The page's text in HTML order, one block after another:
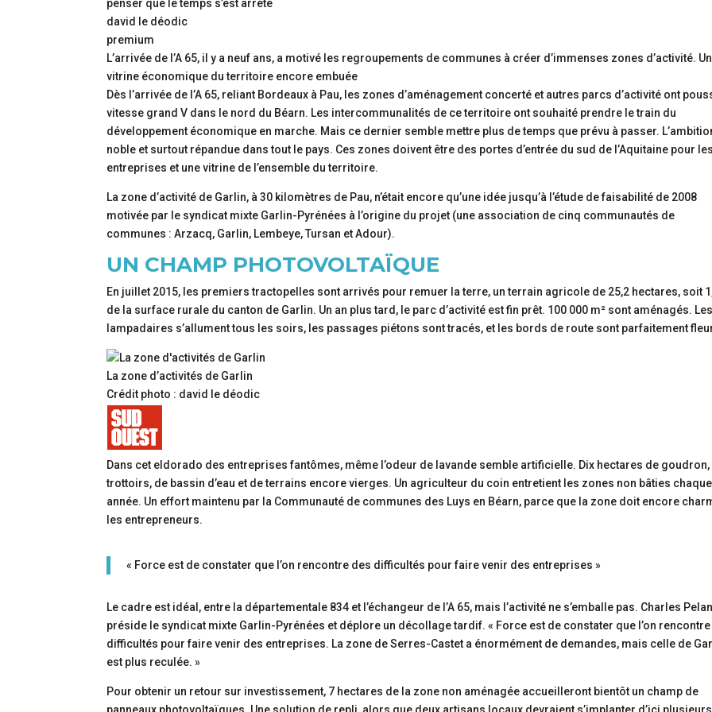
penser que le temps s’est arrêté
david le déodic
premium
L’arrivée de l’A 65, il y a neuf ans, a motivé les regroupements de communes à créer d’immenses zones d’activité.
vitrine économique du territoire encore embuée
Dès l’arrivée de l’A 65, reliant Bordeaux à Pau, les zones d’aménagement concerté et autres parcs d’activité ont
vitesse grand V dans le nord du Béarn. Les intercommunalités de ce territoire ont souhaité prendre le train du
développement économique en marche. Mais ce dernier semble mettre plus de temps que prévu à passer.
noble et surtout répandue dans tout le pays. Ces zones doivent être des portes d’entrée du sud de l’Aquitaine pour
entreprises et une vitrine de l’ensemble du territoire.
La zone d’activité de Garlin, à 30 kilomètres de Pau, n’était encore qu’une idée jusqu’à l’étude de faisabilité de 2008
motivée par le syndicat mixte Garlin-Pyrénées à l’origine du projet (une association de cinq communautés de
communes : Arzacq, Garlin, Lembeye, Tursan et Adour).
UN CHAMP PHOTOVOLTAÏQUE
En juillet 2015, les premiers tractopelles sont arrivés pour remuer la terre, un terrain agricole de 25,2 hectares, soit
de la surface rurale du canton de Garlin. Un an plus tard, le parc d’activité est fin prêt. 100 000 m² sont aménagés.
lampadaires s’allument tous les soirs, les passages piétons sont tracés, et les bords de route sont parfaitement
La zone d’activités de Garlin
Crédit photo : david le déodic
Dans cet eldorado des entreprises fantômes, même l’odeur de lavande semble artificielle. Dix hectares de goudron,
trottoirs, de bassin d’eau et de terrains encore vierges. Un agriculteur du coin entretient les zones non bâties chaque
année. Un effort maintenu par la Communauté de communes des Luys en Béarn, parce que la zone doit encore
les entrepreneurs.
« Force est de constater que l’on rencontre des difficultés pour faire venir des entreprises »
Le cadre est idéal, entre la départementale 834 et l’échangeur de l’A 65, mais l’activité ne s’emballe pas. Charles
préside le syndicat mixte Garlin-Pyrénées et déplore un décollage tardif. « Force est de constater que l’on
difficultés pour faire venir des entreprises. La zone de Serres-Castet a énormément de demandes, mais celle de
est plus reculée. »
Pour obtenir un retour sur investissement, 7 hectares de la zone non aménagée accueilleront bientôt un champ de